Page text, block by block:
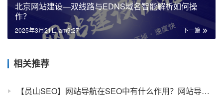
北京网站建设—双线路与EDNS域名智能解析如何操
作？
下一篇
2025年3月21日 am9:27
相关推荐
【员山SEO】网站导航在SEO中有什么作用？网站导航的作用介绍